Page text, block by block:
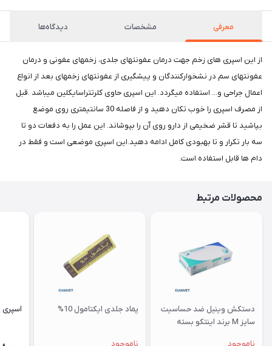
معرفی مشخصات دیدگاه‌ها
از این اسپری های زخم جهت درمان عفونتهای جلدی، زخمهای عفونی و درمان
عفونتهای سم در نشخوارکنندگان و پیشگیری از عفونتهای زخمهای بعد از انواع
اعمال جراحی و... استفاده میگردد. این اسپری حاوی کلرتتراسایکلین میباشد .قبل
از مصرف اسپری را خوب تکان دهید و از فاصله 30 سانتیمتری روی موضع
بپاشید تا قشر ضخیمی از دارو روی آن را بپوشاند. این عمل را به دفعات دو تا
سه بار تکرار و تا بهبودی کامل ادامه دهید.این اسپری موضعی است و فقط در
دام ها قابل استفاده است.
محصولات مرتبط
دستکش وینیل ضد حساسیت
سایز M برند اینتکو بسته
ناموجود
پماد جلدی ایکتامول 10%
ناموجود